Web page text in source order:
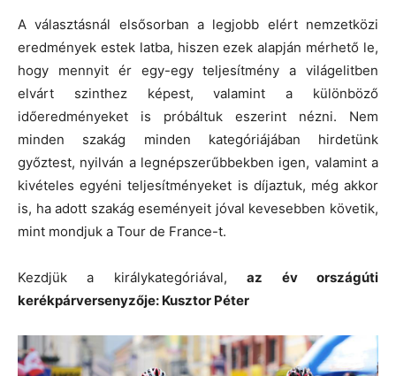
A választásnál elsősorban a legjobb elért nemzetközi
eredmények estek latba, hiszen ezek alapján mérhető le,
hogy mennyit ér egy-egy teljesítmény a világelitben
elvárt szinthez képest, valamint a különböző
időeredményeket is próbáltuk eszerint nézni. Nem
minden szakág minden kategóriájában hirdetünk
győztest, nyilván a legnépszerűbbekben igen, valamint a
kivételes egyéni teljesítményeket is díjaztuk, még akkor
is, ha adott szakág eseményeit jóval kevesebben követik,
mint mondjuk a Tour de France-t.
Kezdjük a királykategóriával,az év országúti
kerékpárversenyzője: Kusztor Péter